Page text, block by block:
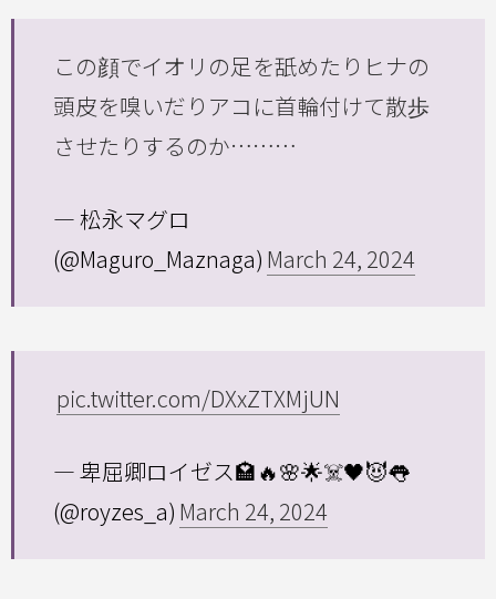
この顔でイオリの足を舐めたりヒナの
頭皮を嗅いだりアコに首輪付けて散歩
させたりするのか………
— 松永マグロ
(@Maguro_Maznaga) March 24, 2024
pic.twitter.com/DXxZTXMjUN
— 卑屈卿ロイゼス🏩🔥🌸🌟☠️🖤😈👅
(@royzes_a) March 24, 2024